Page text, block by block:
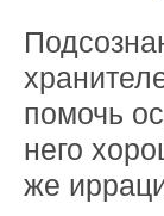
помочь
него
же